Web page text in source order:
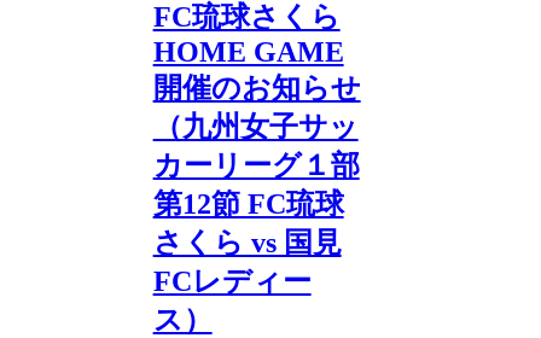
FC琉球さくら
HOME GAME
開催のお知らせ
（九州女子サッ
カーリーグ１部
第12節 FC琉球
さくら vs 国見
FCレディー
ス）